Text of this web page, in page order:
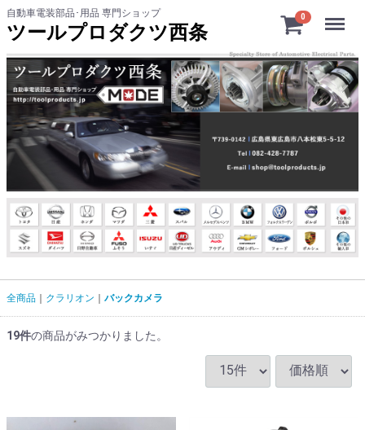
自動車電装部品･用品 専門ショップ
ツールプロダクツ西条
0
全商品 クラリオン バックカメラ
19件の商品がみつかりました。